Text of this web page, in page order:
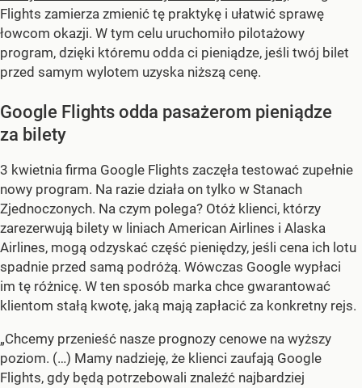
Flights zamierza zmienić tę praktykę i ułatwić sprawę
łowcom okazji. W tym celu uruchomiło pilotażowy
program, dzięki któremu odda ci pieniądze, jeśli twój bilet
przed samym wylotem uzyska niższą cenę.
Google Flights odda pasażerom pieniądze
za bilety
3 kwietnia firma Google Flights zaczęła testować zupełnie
nowy program. Na razie działa on tylko w Stanach
Zjednoczonych. Na czym polega? Otóż klienci, którzy
zarezerwują bilety w liniach American Airlines i Alaska
Airlines, mogą odzyskać część pieniędzy, jeśli cena ich lotu
spadnie przed samą podróżą. Wówczas Google wypłaci
im tę różnicę. W ten sposób marka chce gwarantować
klientom stałą kwotę, jaką mają zapłacić za konkretny rejs.
„Chcemy przenieść nasze prognozy cenowe na wyższy
poziom. (…) Mamy nadzieję, że klienci zaufają Google
Flights, gdy będą potrzebowali znaleźć najbardziej